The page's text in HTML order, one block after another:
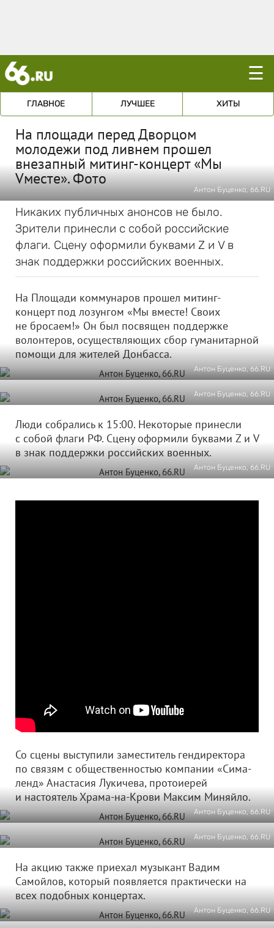
☰
ГЛАВНОЕ ЛУЧШЕЕ ХИТЫ
На площади перед Дворцом
молодежи под ливнем прошел
внезапный митинг-концерт «Мы
Vместе». Фото
Антон Буценко, 66.RU
Никаких публичных анонсов не было.
Зрители принесли с собой российские
флаги. Сцену оформили буквами Z и V в
знак поддержки российских военных.
На Площади коммунаров прошел митинг-
концерт под лозунгом «Мы вместе! Своих
не бросаем!» Он был посвящен поддержке
волонтеров, осуществляющих сбор гуманитарной
помощи для жителей Донбасса.
Антон Буценко, 66.RU
Антон Буценко, 66.RU
Люди собрались к 15:00. Некоторые принесли
с собой флаги РФ. Сцену оформили буквами Z и V
в знак поддержки российских военных.
Антон Буценко, 66.RU
Со сцены выступили заместитель гендиректора
по связям с общественностью компании «Сима-
ленд» Анастасия Лукичева, протоиерей
и настоятель Храма-на-Крови Максим Миняйло.
Антон Буценко, 66.RU
Антон Буценко, 66.RU
На акцию также приехал музыкант Вадим
Самойлов, который появляется практически на
всех подобных концертах.
Антон Буценко, 66.RU